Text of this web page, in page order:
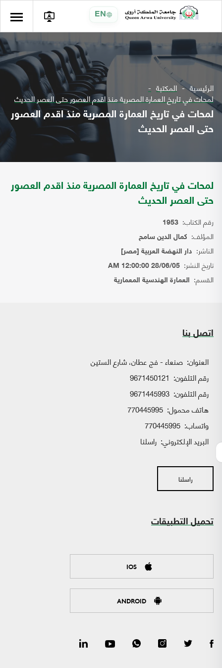
EN
الرئيسية المكتبة
لمحات في تاريخ العمارة المصرية منذ اقدم العصور حتى العصر الحديث
لمحات في تاريخ العمارة المصرية منذ اقدم العصور
حتى العصر الحديث
لمحات في تاريخ العمارة المصرية منذ اقدم العصور
حتى العصر الحديث
رقم الكتاب: 1953
المؤلف: كمال الدين سامح
الناشر: دار النهضة العربية [مصر]
تاريخ النشر: 28/06/05 12:00:00 AM
القسم: العمارة الهندسية المعمارية
اتصل بنا
العنوان: صنعاء - فج عطان، شارع الستين
رقم التلفون: 9671450121
رقم التلفون: 9671445993
هاتف محمول: 770445995
واتساب:
البريد الإلكتروني: راسلنا
راسلنا
تحميل التطبيقات
IOS
ANDROID